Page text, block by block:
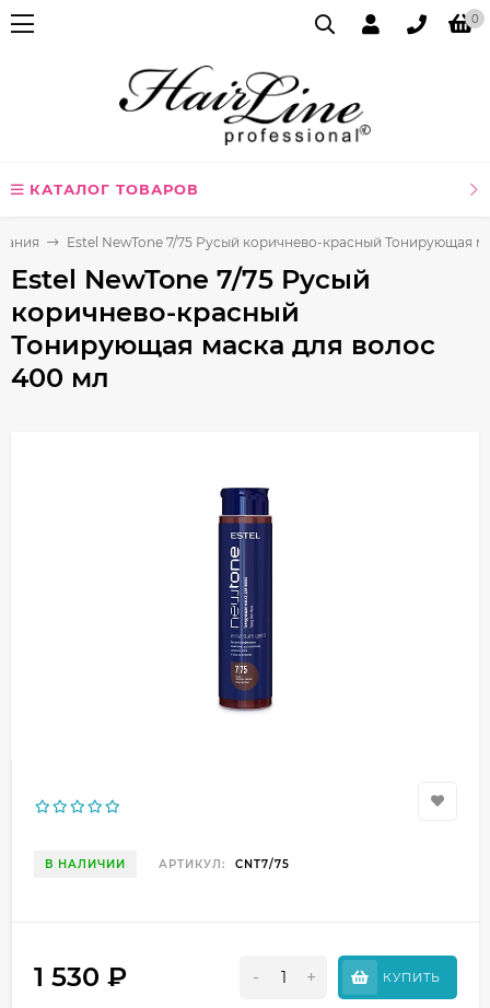
0
КАТАЛОГ ТОВАРОВ
Estel NewTone 7/75 Русый коричнево-красный Тонирующая
Estel NewTone 7/75 Русый
коричнево-красный
Тонирующая маска для волос
400 мл
В НАЛИЧИИ АРТИКУЛ: CNT7/75
1 530 ₽ - + КУПИТЬ